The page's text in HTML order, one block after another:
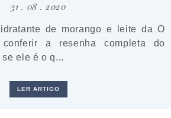
31 . 08 . 2020
de morango e leite da O
conferir a resenha completa do
ele é o q...
LER ARTIGO